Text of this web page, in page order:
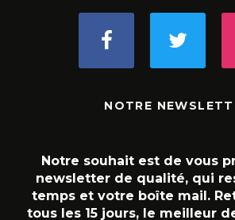
NOTRE
Notre souhait est de vous
newsletter de qualité, qui
temps et votre boîte mail.
tous les 15 jours, le meilleur